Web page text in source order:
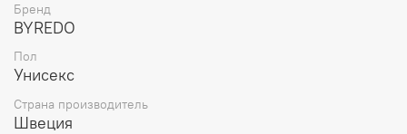
Бренд
BYREDO
Пол
Унисекс
Страна производитель
Швеция